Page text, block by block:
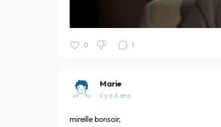
0 1
Marie
il y a 6 ans
mireille bonsoir,